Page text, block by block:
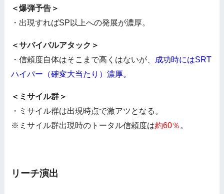
＜爆弾予告＞
・出現すればSP以上への発展が濃厚。
＜サバイバルアタック＞
・信頼度自体はそこまで高くはないが、 成功時にはSRT
ハイパー（確変大当たり）濃厚。
＜ミサイル群＞
・ミサイル群は出現時点で激アツとなる。
※ミサイル群出現時のトータル信頼度は約60％ 。
リーチ演出